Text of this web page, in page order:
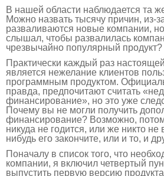
В нашей области наблюдается та
Можно назвать тысячу причин, из-
разваливаются новые компании,
слышал, чтобы развалилась
чрезвычайно популярный продукт?
Практически каждый раз
является нежелание клиентов
программным продуктом.
правда, предпочитают считать
финансирование», но это уже
Почему вы не могли получить
финансирование? Возможно,
никуда не годится, или же никто не
нибудь его закончите, или и то, и
Поначалу в список того, что
компании, я включил четвертый
выпустить первую версию